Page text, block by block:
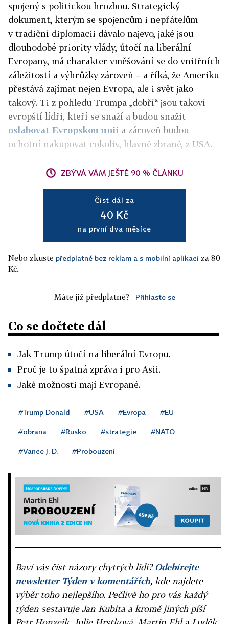
spojený s politickou hrozbou. Strategický
dokument, kterým se spojencům i nepřátelům
v tradiční diplomacii dávalo najevo, jaké jsou
dlouhodobé priority vlády, útočí na liberální
Evropany, má charakter vměšování se do vnitřních
záležitostí a výhrůžky zároveň – a říká, že Ameriku
přestává zajímat nejen Evropa, ale i svět jako
takový. Ti z pohledu Trumpa „dobří“ jsou takoví
evropští lídři, kteří se snaží a budou snažit
oslabovat Evropskou unii a zároveň budou
ochotní nakupovat cokoliv, hlavně zbraně, z USA.
ZBÝVÁ VÁM JEŠTĚ 90 % ČLÁNKU
Číst dál za
40 Kč
na první dva měsíce
Nebo zkuste předplatné bez reklam a s mobilní aplikací za 80
Kč.
Máte již předplatné? Přihlaste se
Co se dočtete dál
Jak Trump útočí na liberální Evropu.
Proč je to špatná zpráva i pro Asii.
Jaké možnosti mají Evropané.
#Trump Donald #USA #Evropa #EU
#obrana #Rusko #strategie #NATO
#Vance J. D. #Probouzení
Baví vás číst názory chytrých lidí?Odebírejte
newsletter Týden v komentářích, kde najdete
výběr toho nejlepšího. Pečlivě ho pro vás každý
týden sestavuje Jan Kubita a kromě jiných píší